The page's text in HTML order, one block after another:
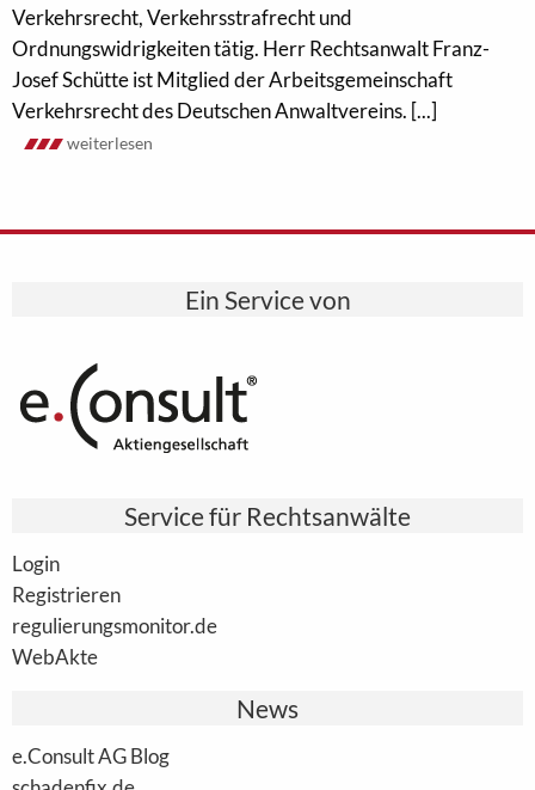
Verkehrsrecht, Verkehrsstrafrecht und
Ordnungswidrigkeiten tätig. Herr Rechtsanwalt Franz-
Josef Schütte ist Mitglied der Arbeitsgemeinschaft
Verkehrsrecht des Deutschen Anwaltvereins. [...]
weiterlesen
Ein Service von
Service für Rechtsanwälte
Login
Registrieren
regulierungsmonitor.de
WebAkte
News
e.Consult AG Blog